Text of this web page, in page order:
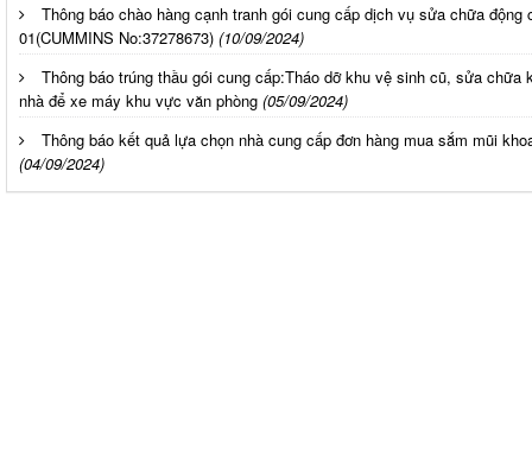
Thông báo chào hàng cạnh tranh gói cung cấp dịch vụ sửa chữa
01(CUMMINS No:37278673) (10/09/2024)
Thông báo trúng thầu gói cung cấp:Tháo dỡ khu vệ sinh cũ, sửa
nhà để xe máy khu vực văn phòng (05/09/2024)
Thông báo kết quả lựa chọn nhà cung cấp đơn hàng mua sắm mũi
(04/09/2024)